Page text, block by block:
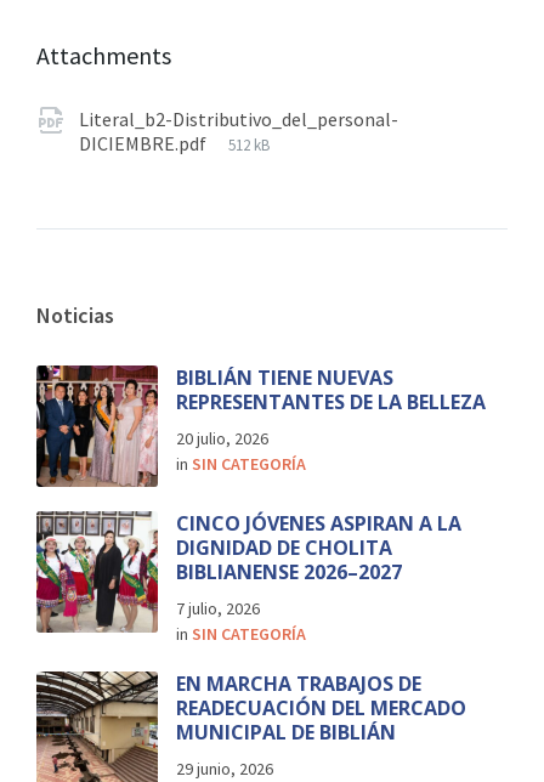
Attachments
Literal_b2-Distributivo_del_personal-
DICIEMBRE.pdf
512 kB
Noticias
BIBLIÁN TIENE NUEVAS
REPRESENTANTES DE LA BELLEZA
20 julio, 2026
in SIN CATEGORÍA
CINCO JÓVENES ASPIRAN A LA
DIGNIDAD DE CHOLITA
BIBLIANENSE 2026–2027
7 julio, 2026
in SIN CATEGORÍA
EN MARCHA TRABAJOS DE
READECUACIÓN DEL MERCADO
MUNICIPAL DE BIBLIÁN
29 junio, 2026